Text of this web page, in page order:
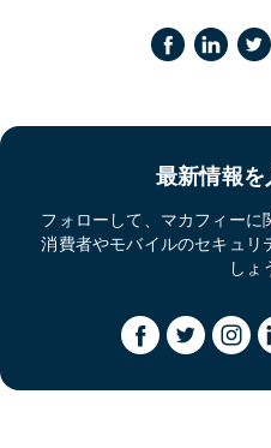
最新情報
フォローして、マカフィーに
消費者やモバイルのセキュリ
しょ